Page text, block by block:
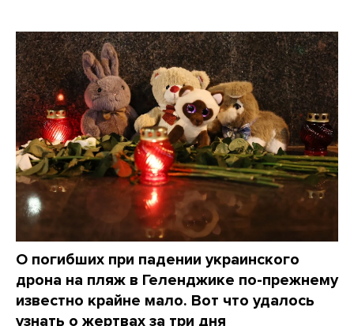
О погибших при падении украинского
дрона на пляж в Геленджике по-прежнему
известно крайне мало. Вот что удалось
узнать о жертвах за три дня